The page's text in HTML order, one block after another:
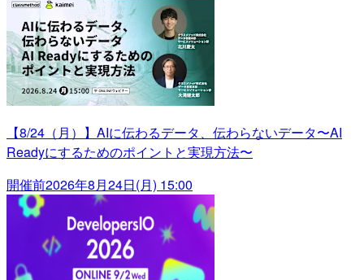
【8/24（月）】AIに伝わるデータ、伝わらないデータ〜AI
Readyにするためのポイントと実現方法〜
開催前2026年8月24日(月) 15:00